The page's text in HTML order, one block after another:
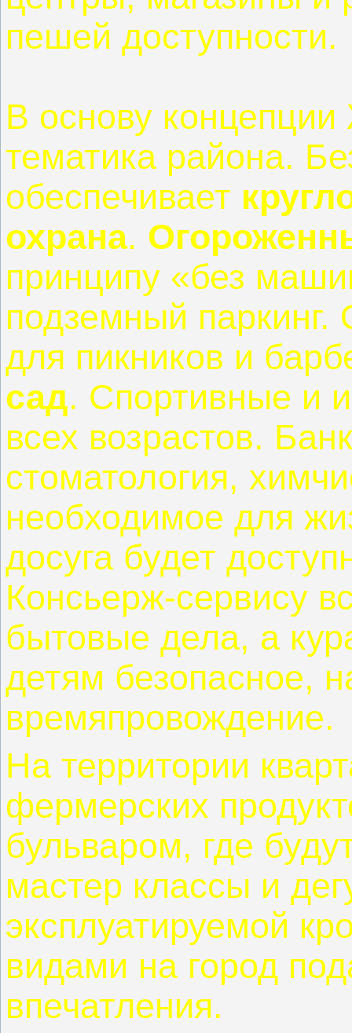
пешей доступности.
В основу
тематика района.
обеспечивает
охрана.
принципу «без
подземный
для пикников и
сад. Спортивные и
всех возрастов.
стоматология,
необходимое для
досуга будет
Консьерж-сервису
бытовые дела, а
детям безопасное,
времяпровождение.
На территории
фермерских
бульваром, где
мастер классы и
эксплуатируемой
видами на город
впечатления.